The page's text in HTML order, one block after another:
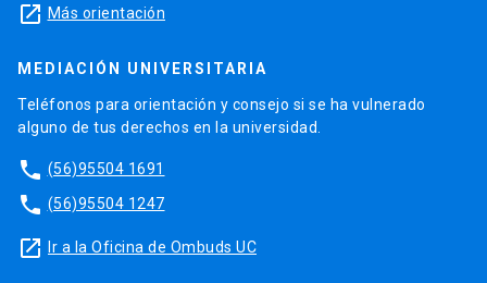
launch Más orientación
MEDIACIÓN UNIVERSITARIA
Teléfonos para orientación y consejo si se ha vulnerado
alguno de tus derechos en la universidad.
phone (56)95504 1691
phone (56)95504 1247
launch Ir a la Oficina de Ombuds UC